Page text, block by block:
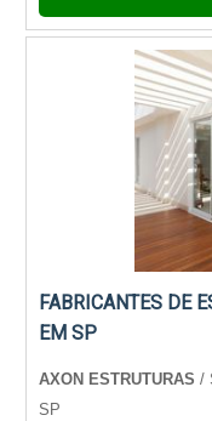
FABRICANTES DE
EM SP
AXON ESTRUTURAS /
SP